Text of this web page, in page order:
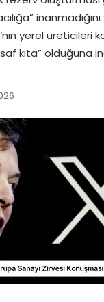
yerel üreticileri
kıta” olduğuna